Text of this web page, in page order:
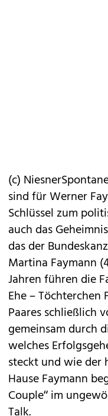
(c)
sind für Werner
Schlüssel zum
auch das
das der
Martina Faymann
Jahren führen die
Ehe –
Paares schließlich
gemeinsam durch
welches
steckt und wie der
Hause Faymann
Couple“ im